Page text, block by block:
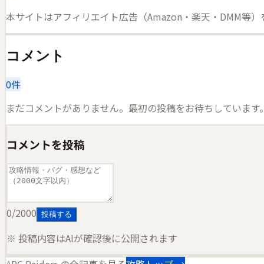
本サイトはアフィリエイト広告（Amazon・楽天・DMM等）
コメント
0件
まだコメントがありません。最初の投稿をお待ちしています。
コメントを投稿
0/2000 投稿する
※ 投稿内容はAIが確認後に公開されます